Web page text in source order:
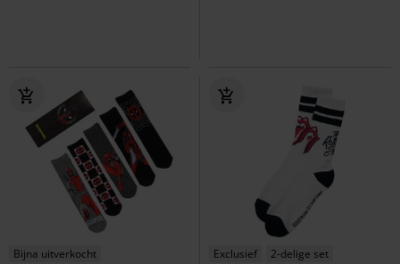
Bijna uitverkocht Exclusief 2-delige set